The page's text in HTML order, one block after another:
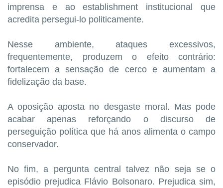
imprensa e ao establishment institucional que
acredita persegui-lo politicamente.
Nesse ambiente, ataques excessivos,
frequentemente, produzem o efeito contrário:
fortalecem a sensação de cerco e aumentam a
fidelização da base.
A oposição aposta no desgaste moral. Mas pode
acabar apenas reforçando o discurso de
perseguição política que há anos alimenta o campo
conservador.
No fim, a pergunta central talvez não seja se o
episódio prejudica Flávio Bolsonaro. Prejudica sim,